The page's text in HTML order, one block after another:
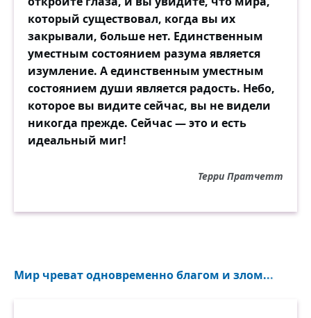
который существовал, когда вы их
закрывали, больше нет. Единственным
уместным состоянием разума является
изумление. А единственным уместным
состоянием души является радость. Небо,
которое вы видите сейчас, вы не видели
никогда прежде. Сейчас — это и есть
идеальный миг!
Терри Пратчетт
Мир чреват одновременно благом и злом...